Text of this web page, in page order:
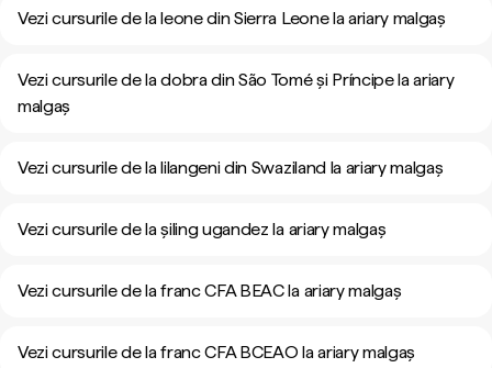
Vezi cursurile de la leone din Sierra Leone la ariary malgaș
Vezi cursurile de la dobra din São Tomé și Príncipe la ariary
malgaș
Vezi cursurile de la lilangeni din Swaziland la ariary malgaș
Vezi cursurile de la șiling ugandez la ariary malgaș
Vezi cursurile de la franc CFA BEAC la ariary malgaș
Vezi cursurile de la franc CFA BCEAO la ariary malgaș